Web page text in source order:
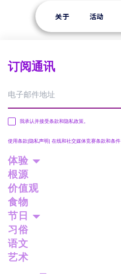
关于 活动
订阅通讯
我承认并接受条款和隐私政策。
使用条款 隐私声明 在线和社交媒体竞赛条款和条件
体验
根源
价值观
食物
节日
习俗
语文
艺术